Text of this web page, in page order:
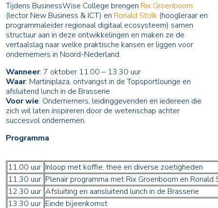
Tijdens BusinessWise College brengen Rix Groenboom
(lector New Business & ICT) en Ronald Stolk (hoogleraar en
programmaleider regionaal digitaal ecosysteem) samen
structuur aan in deze ontwikkelingen en maken ze de
vertaalslag naar welke praktische kansen er liggen voor
ondernemers in Noord-Nederland.
Wanneer: 7 oktober 11.00 – 13.30 uur
Waar: Martiniplaza, ontvangst in de Topsportlounge en
afsluitend lunch in de Brasserie
Voor wie: Ondernemers, leidinggevenden en iedereen die
zich wil laten inspireren door de wetenschap achter
succesvol ondernemen.
Programma
11.00 uur Inloop met koffie, thee en diverse zoetigheden
11.30 uur Plenair programma met Rix Groenboom en Ronald
12.30 uur Afsluiting en aansluitend lunch in de Brasserie
13.30 uur Einde bijeenkomst